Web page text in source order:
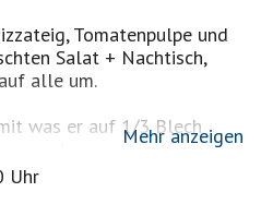
Tomatenpulpe und
Salat + Nachtisch,
alle um.
was er auf 1/3 Blech
würde um sein
Pizza zu bekommen.
Mehr anzeigen
Uhr